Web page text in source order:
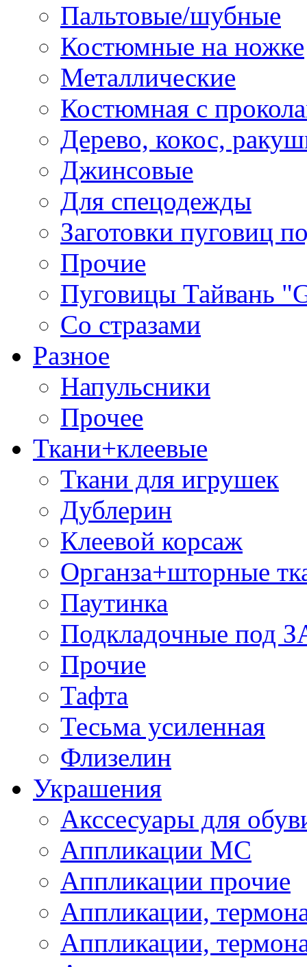
Пальтовые/шубные
Костюмные на ножке
Металлические
Костюмная с
Дерево, кокос,
Джинсовые
Для спецодежды
Заготовки пуговиц
Прочие
Пуговицы Тайвань
Со стразами
Разное
Напульсники
Прочее
Ткани+клеевые
Ткани для игрушек
Дублерин
Клеевой корсаж
Органза+шторные
Паутинка
Подкладочные под
Прочие
Тафта
Тесьма усиленная
Флизелин
Украшения
Акссесуары для
Аппликации МС
Аппликации прочие
Аппликации,
Аппликации,